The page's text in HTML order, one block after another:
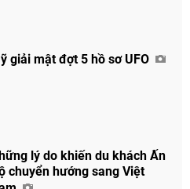
giải mật đợt 5 hồ sơ UFO
lý do khiến du khách Ấn
chuyển hướng sang Việt